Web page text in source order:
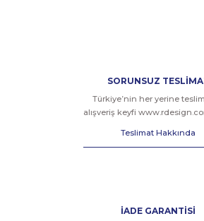
SORUNSUZ
Türkiye’nin her yerine
alışveriş keyfi
Teslimat Hakkında
İADE GARANTİSİ